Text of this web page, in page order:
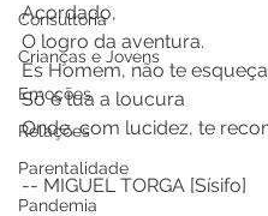
Consultoria
Crianças e Jovens
Emoções
Relações
Parentalidade
Pandemia
Acordado,
O logro da aventura.
És Homem, não te
Só é tua a loucura
Onde, com lucidez, te
-- MIGUEL TORGA [Sísifo]